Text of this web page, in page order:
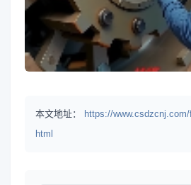
本文地址：
https://
html